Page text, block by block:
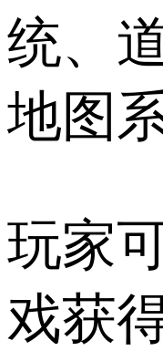
统、
地图
玩家
戏获